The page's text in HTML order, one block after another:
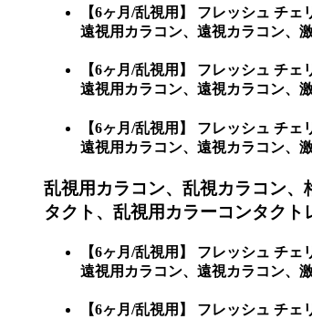
【6ヶ月/乱視用】 フレッシュ チ
遠視用カラコン、遠視カラコン、
【6ヶ月/乱視用】 フレッシュ チ
遠視用カラコン、遠視カラコン、
【6ヶ月/乱視用】 フレッシュ チ
遠視用カラコン、遠視カラコン、
乱視用カラコン、乱視カラコン
タクト、乱視用カラーコンタク
【6ヶ月/乱視用】 フレッシュ チ
遠視用カラコン、遠視カラコン、
【6ヶ月/乱視用】 フレッシュ チ